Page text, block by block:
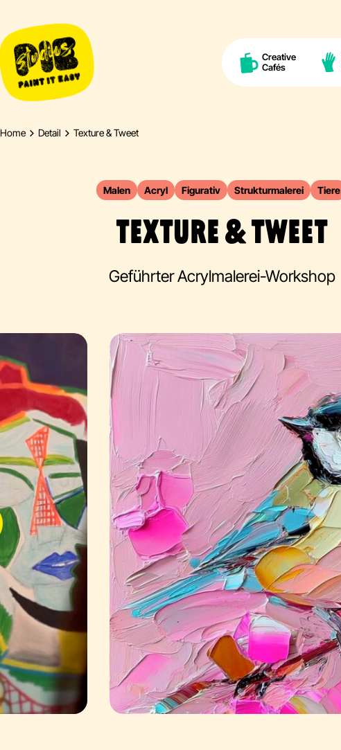
Creative
Cafés
Home Detail Texture & Tweet
Malen Acryl Figurativ Strukturmalerei Tiere
TEXTURE & TWEET
Geführter Acrylmalerei-Workshop